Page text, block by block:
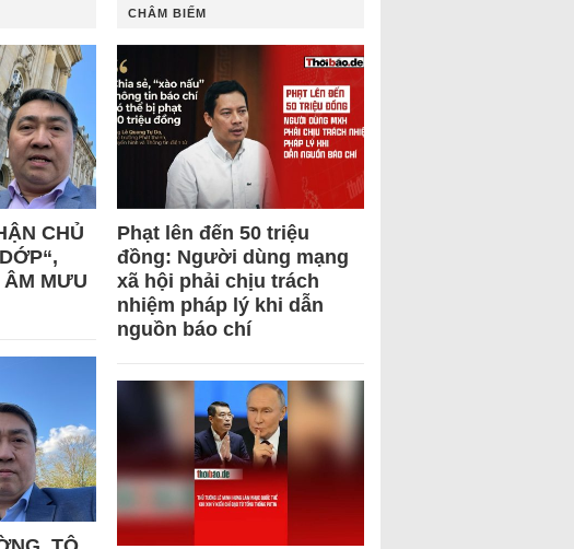
CHỦ
MƯU
CHÂM BIẾM
Phạt lên đến 50 triệu
đồng: Người dùng mạng
xã hội phải chịu trách
nhiệm pháp lý khi dẫn
nguồn báo chí